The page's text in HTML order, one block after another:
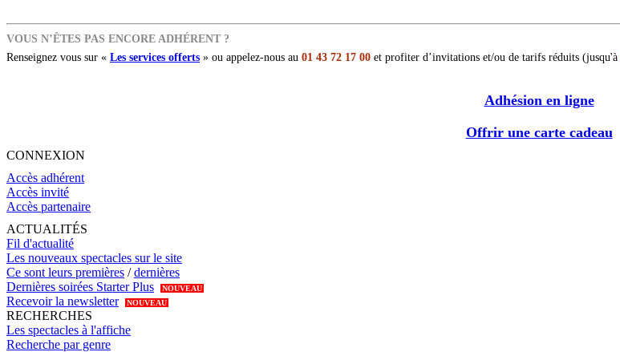
VOUS N’ÊTES PAS ENCORE ADHÉRENT ?
Renseignez vous sur « Les services offerts » ou appelez-nous au 01 43 72 17 00 et profiter d’invitations et/ou de tarifs réduits (jusqu'à
Adhésion en ligne
Offrir une carte cadeau
CONNEXION
Accès adhérent
Accès invité
Accès partenaire
ACTUALITÉS
Fil d'actualité
Les nouveaux spectacles sur le site
Ce sont leurs premières /dernières
Dernières soirées Starter Plus
NOUVEAU
Recevoir la newsletter NOUVEAU
RECHERCHES
Les spectacles à l'affiche
Recherche par genre